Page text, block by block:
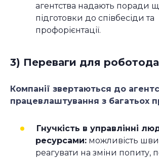
агентства надають поради
підготовки до співбесіди та
профорієнтації.
3) Переваги для
Компанії звертаються до
працевлаштування з багатьох
Гнучкість в управлінні
ресурсами: можливість
реагувати на зміни попиту,